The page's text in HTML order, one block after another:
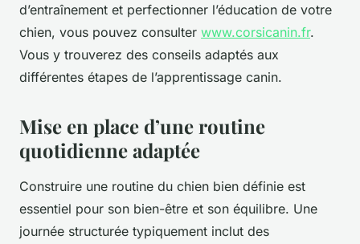
d’entraînement et perfectionner l’éducation de votre
chien, vous pouvez consulter www.corsicanin.fr.
Vous y trouverez des conseils adaptés aux
différentes étapes de l’apprentissage canin.
Mise en place d’une routine
quotidienne adaptée
Construire une routine du chien bien définie est
essentiel pour son bien-être et son équilibre. Une
journée structurée typiquement inclut des